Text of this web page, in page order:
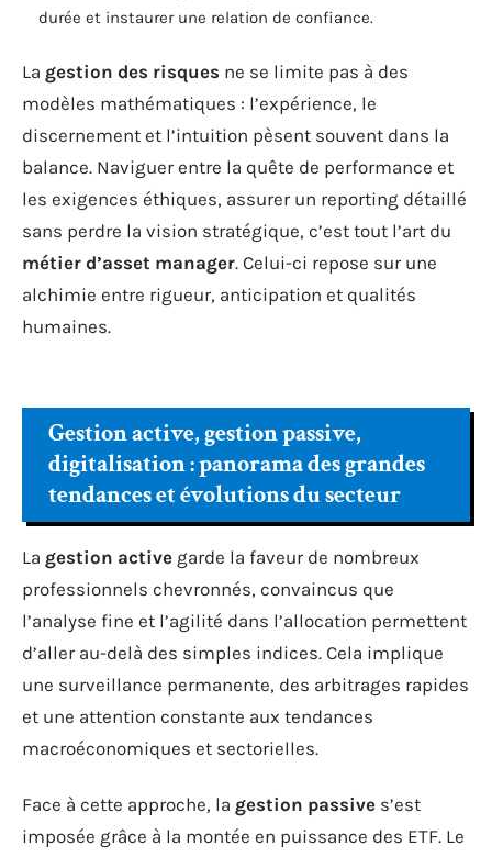
durée et instaurer une relation de confiance.
La gestion des risques ne se limite pas à des
modèles mathématiques : l’expérience, le
discernement et l’intuition pèsent souvent dans la
balance. Naviguer entre la quête de performance et
les exigences éthiques, assurer un reporting détaillé
sans perdre la vision stratégique, c’est tout l’art du
métier d’asset manager. Celui-ci repose sur une
alchimie entre rigueur, anticipation et qualités
humaines.
Gestion active, gestion passive,
digitalisation : panorama des grandes
tendances et évolutions du secteur
La gestion active garde la faveur de nombreux
professionnels chevronnés, convaincus que
l’analyse fine et l’agilité dans l’allocation permettent
d’aller au-delà des simples indices. Cela implique
une surveillance permanente, des arbitrages rapides
et une attention constante aux tendances
macroéconomiques et sectorielles.
Face à cette approche, la gestion passive s’est
imposée grâce à la montée en puissance des ETF. Le